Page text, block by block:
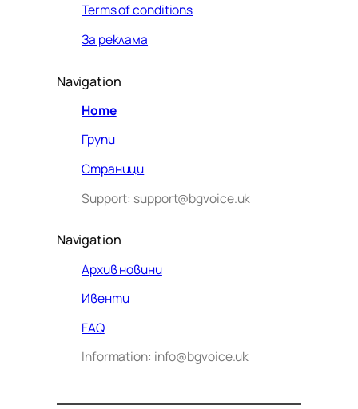
Terms of conditions
За реклама
Navigation
Home
Групи
Страници
Support: support@bgvoice.uk
Navigation
Архив новини
Ивенти
FAQ
Information: info@bgvoice.uk
VOICE UK. С какво мога да